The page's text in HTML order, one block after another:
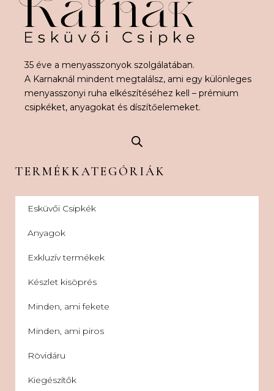
35 éve a menyasszonyok szolgálatában.
A Karnaknál mindent megtalálsz, ami egy különleges
menyasszonyi ruha elkészítéséhez kell – prémium
csipkéket, anyagokat és díszítőelemeket.
TERMÉKKATEGÓRIÁK
Esküvői Csipkék
Anyagok
Exkluzív termékek
Készlet kisöprés
Minden, ami fekete
Minden, ami piros
Rövidáru
Kiegészítők